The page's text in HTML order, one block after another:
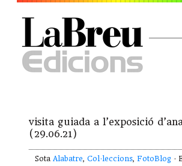
visita guiada a l’exposició
(29.06.21)
Sota Alabatre, Col·leccions, FotoBlog ·